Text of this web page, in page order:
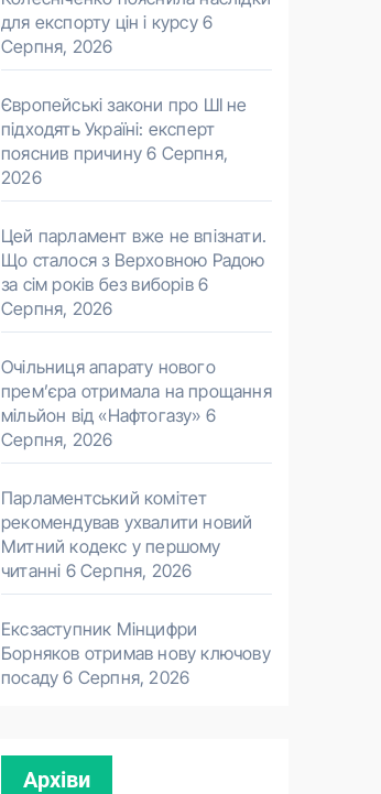
для експорту цін і курсу 6
Серпня, 2026
Європейські закони про ШІ не
підходять Україні: експерт
пояснив причину 6 Серпня,
2026
Цей парламент вже не впізнати.
Що сталося з Верховною Радою
за сім років без виборів 6
Серпня, 2026
Очільниця апарату нового
прем’єра отримала на прощання
мільйон від «Нафтогазу» 6
Серпня, 2026
Парламентський комітет
рекомендував ухвалити новий
Митний кодекс у першому
читанні 6 Серпня, 2026
Ексзаступник Мінцифри
Борняков отримав нову ключову
посаду 6 Серпня, 2026
Архіви